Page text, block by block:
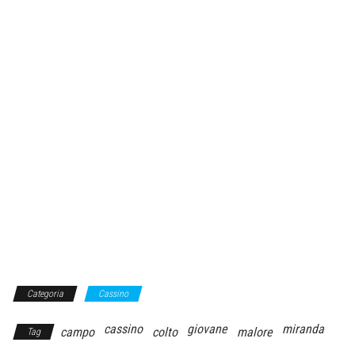
Categoria Cassino
Tag campo cassino colto giovane malore
miranda